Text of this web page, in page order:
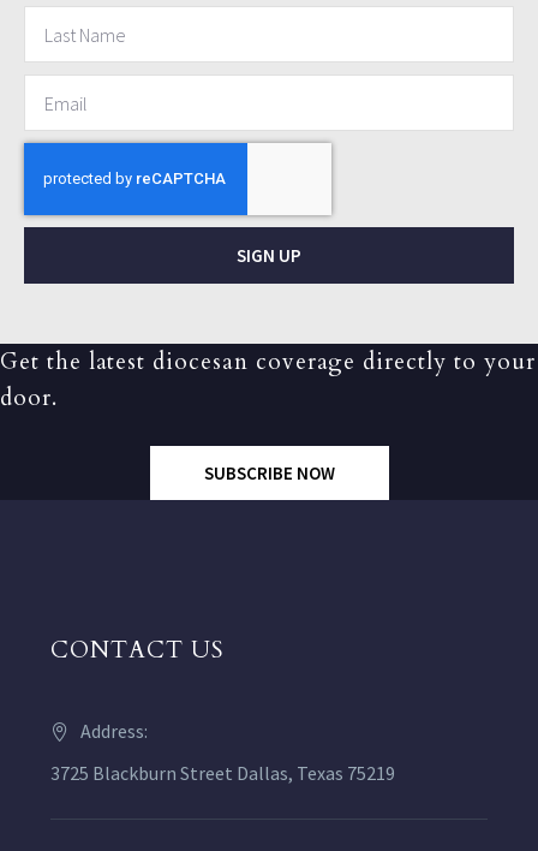
SIGN UP
Get the latest diocesan coverage directly to your
door.
SUBSCRIBE NOW
CONTACT US
Address:
3725 Blackburn Street Dallas, Texas 75219